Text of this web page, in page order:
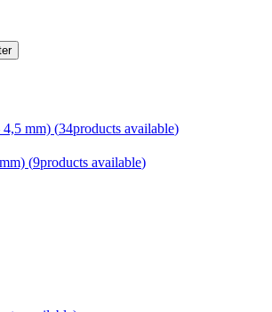
mm) (34products available)
(9products available)